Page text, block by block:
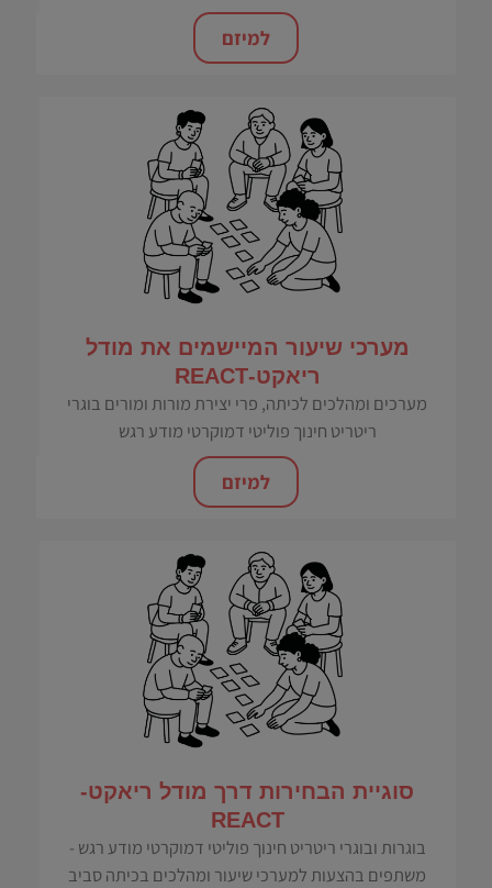
למיזם
מערכי שיעור המיישמים את מודל
ריאקט-REACT
מערכים ומהלכים לכיתה, פרי יצירת מורות ומורים בוגרי
ריטריט חינוך פוליטי דמוקרטי מודע רגש
למיזם
סוגיית הבחירות דרך מודל ריאקט-
REACT
בוגרות ובוגרי ריטריט חינוך פוליטי דמוקרטי מודע רגש -
משתפים בהצעות למערכי שיעור ומהלכים בכיתה סביב